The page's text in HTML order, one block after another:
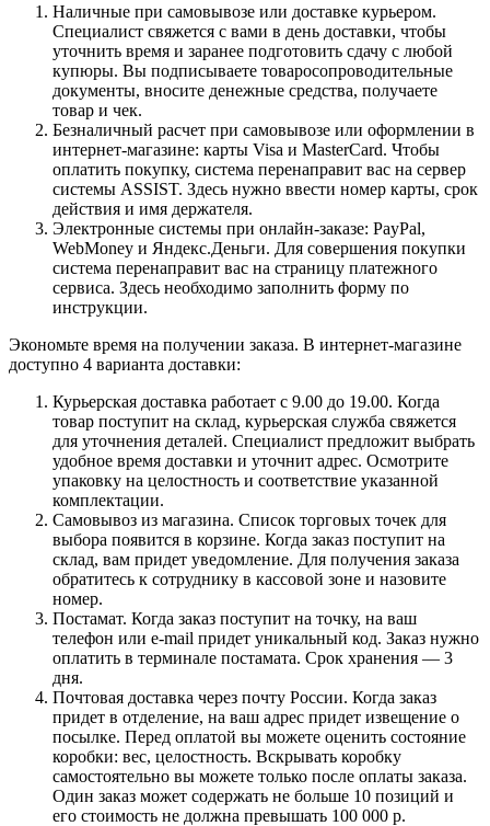
Наличные при самовывозе или доставке курьером.
Специалист свяжется с вами в день доставки, чтобы
уточнить время и заранее подготовить сдачу с любой
купюры. Вы подписываете товаросопроводительные
документы, вносите денежные средства, получаете
товар и чек.
Безналичный расчет при самовывозе или оформлении в
интернет-магазине: карты Visa и MasterCard. Чтобы
оплатить покупку, система перенаправит вас на сервер
системы ASSIST. Здесь нужно ввести номер карты, срок
действия и имя держателя.
Электронные системы при онлайн-заказе: PayPal,
WebMoney и Яндекс.Деньги. Для совершения покупки
система перенаправит вас на страницу платежного
сервиса. Здесь необходимо заполнить форму по
инструкции.
Экономьте время на получении заказа. В интернет-магазине
доступно 4 варианта доставки:
Курьерская доставка работает с 9.00 до 19.00. Когда
товар поступит на склад, курьерская служба свяжется
для уточнения деталей. Специалист предложит выбрать
удобное время доставки и уточнит адрес. Осмотрите
упаковку на целостность и соответствие указанной
комплектации.
Самовывоз из магазина. Список торговых точек для
выбора появится в корзине. Когда заказ поступит на
склад, вам придет уведомление. Для получения заказа
обратитесь к сотруднику в кассовой зоне и назовите
номер.
Постамат. Когда заказ поступит на точку, на ваш
телефон или e-mail придет уникальный код. Заказ нужно
оплатить в терминале постамата. Срок хранения — 3
дня.
Почтовая доставка через почту России. Когда заказ
придет в отделение, на ваш адрес придет извещение о
посылке. Перед оплатой вы можете оценить состояние
коробки: вес, целостность. Вскрывать коробку
самостоятельно вы можете только после оплаты заказа.
Один заказ может содержать не больше 10 позиций и
его стоимость не должна превышать 100 000 р.